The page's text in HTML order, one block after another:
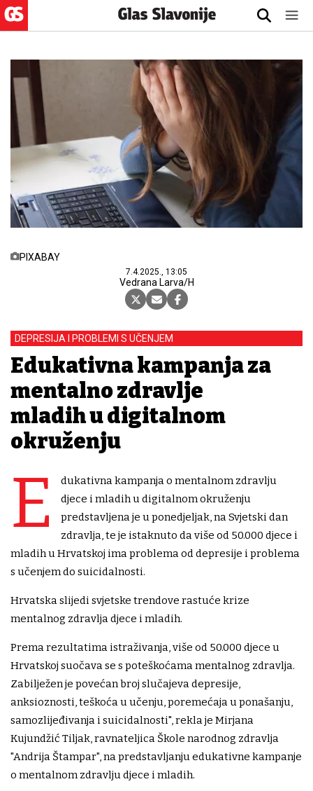
PIXABAY
7.4.2025., 13:05
Vedrana Larva/H
DEPRESIJA I PROBLEMI S UČENJEM
Edukativna kampanja za
mentalno zdravlje
mladih u digitalnom
okruženju
E
dukativna kampanja o mentalnom zdravlju
djece i mladih u digitalnom okruženju
predstavljena je u ponedjeljak, na Svjetski dan
zdravlja, te je istaknuto da više od 50.000 djece i
mladih u Hrvatskoj ima problema od depresije i problema
s učenjem do suicidalnosti.
Hrvatska slijedi svjetske trendove rastuće krize
mentalnog zdravlja djece i mladih.
Prema rezultatima istraživanja, više od 50.000 djece u
Hrvatskoj suočava se s poteškoćama mentalnog zdravlja.
Zabilježen je povećan broj slučajeva depresije,
anksioznosti, teškoća u učenju, poremećaja u ponašanju,
samozlijeđivanja i suicidalnosti", rekla je Mirjana
Kujundžić Tiljak, ravnateljica Škole narodnog zdravlja
"Andrija Štampar", na predstavljanju edukativne kampanje
o mentalnom zdravlju djece i mladih.